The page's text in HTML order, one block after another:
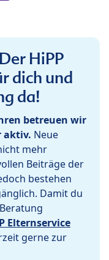
HiPP
dich und
da!
betreuen wir
aktiv. Neue
mehr
Beiträge der
bestehen
Damit du
Elternservice
gerne zur